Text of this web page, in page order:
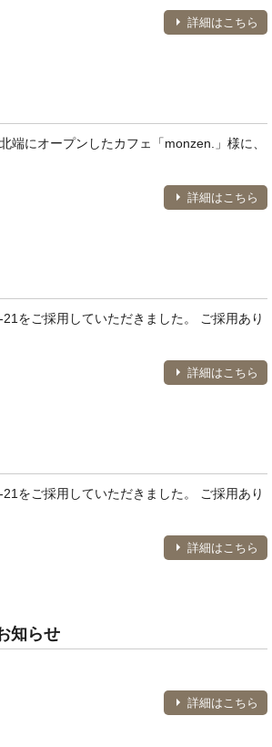
詳細はこちら
端にオープンしたカフェ「monzen.」様に、
詳細はこちら
をご採用していただきました。 ご採用あり
詳細はこちら
をご採用していただきました。 ご採用あり
詳細はこちら
知らせ
詳細はこちら